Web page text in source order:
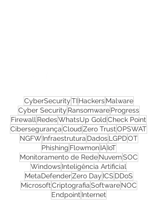
CyberSecurityTIHackersMalware
Cyber SecurityRansomwareProgress
FirewallRedesWhatsUp GoldCheck Point
CibersegurançaCloudZero TrustOPSWAT
NGFWInfraestruturaDadosLGPDOT
PhishingFlowmonIAIoT
Monitoramento de RedeNuvemSOC
WindowsInteligência Artificial
MetaDefenderZero DayICS